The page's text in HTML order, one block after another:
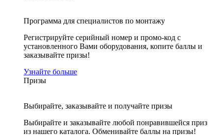
Программа для специалистов по монтажу
Регистрируйте серийный номер и промо-код с
установленного Вами оборудования, копите баллы и
заказывайте призы!
Узнайте больше
Призы
Выбирайте, заказывайте и получайте призы
Выбирайте и заказывайте любой понравившейся приз
из нашего каталога. Обменивайте баллы на призы!